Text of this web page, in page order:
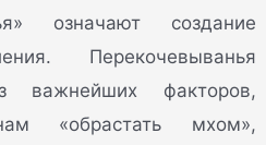
означают создание
Перекочевыванья
важнейших факторов,
«обрастать мхом»,